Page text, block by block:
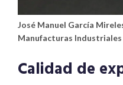
José Manuel García
Manufacturas Industriales
Calidad de